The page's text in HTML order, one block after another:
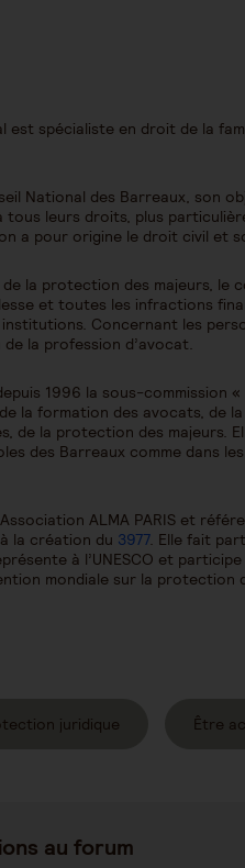
est spécialiste en droit de la
National des Barreaux, son
tous leurs droits, plus
a pour origine le droit civil et
la protection des majeurs, le
et toutes les infractions
Concernant les
la profession d’avocat.
1996 la sous-commission
la formation des avocats, de
de la protection des majeurs.
des Barreaux comme dans
ALMA PARIS et
la création du 3977. Elle fait
à l’UNESCO et
mondiale sur la protection
juridique Être
au forum